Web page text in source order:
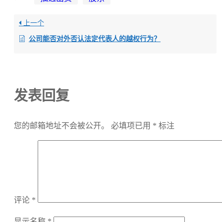
上一个
公司能否对外否认法定代表人的越权行为？
发表回复
您的邮箱地址不会被公开。 必填项已用 * 标注
评论 *